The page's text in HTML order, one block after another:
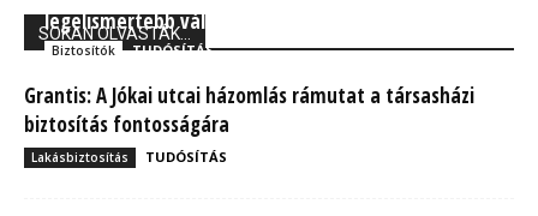
SOKAN OLVASTÁK...
legelismertebb vállalata között
Biztosítók TUDÓSÍTÁS
Grantis: A Jókai utcai házomlás rámutat a társasházi
biztosítás fontosságára
Lakásbiztosítás TUDÓSÍTÁS